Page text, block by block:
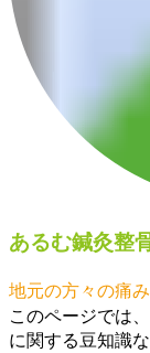
あるむ鍼灸整
地元の方々の痛
このページでは
に関する豆知識